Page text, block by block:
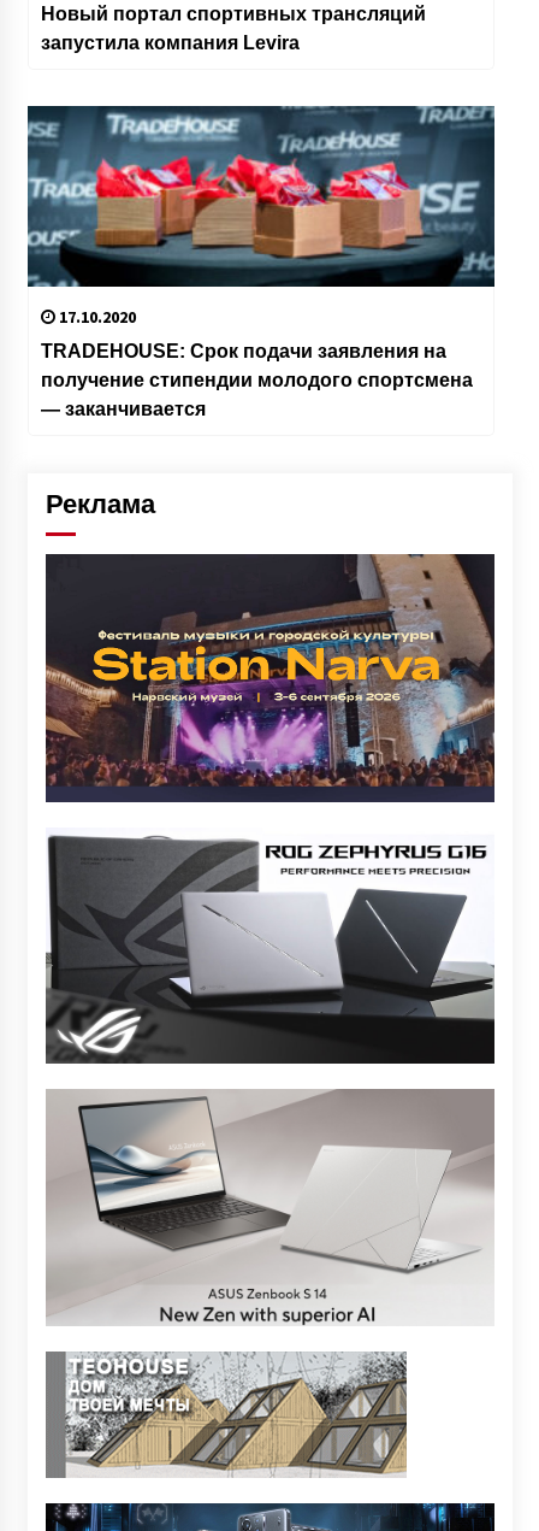
Новый портал спортивных трансляций
запустила компания Levira
17.10.2020
TRADEHOUSE: Срок подачи заявления на
получение стипендии молодого спортсмена
— заканчивается
Реклама